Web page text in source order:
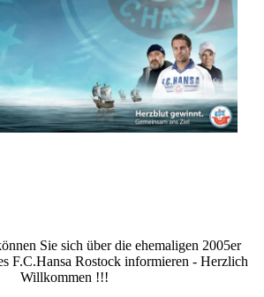
Sie sich über die ehemaligen 2005er
F.C.Hansa Rostock informieren - Herzlich
Willkommen !!!